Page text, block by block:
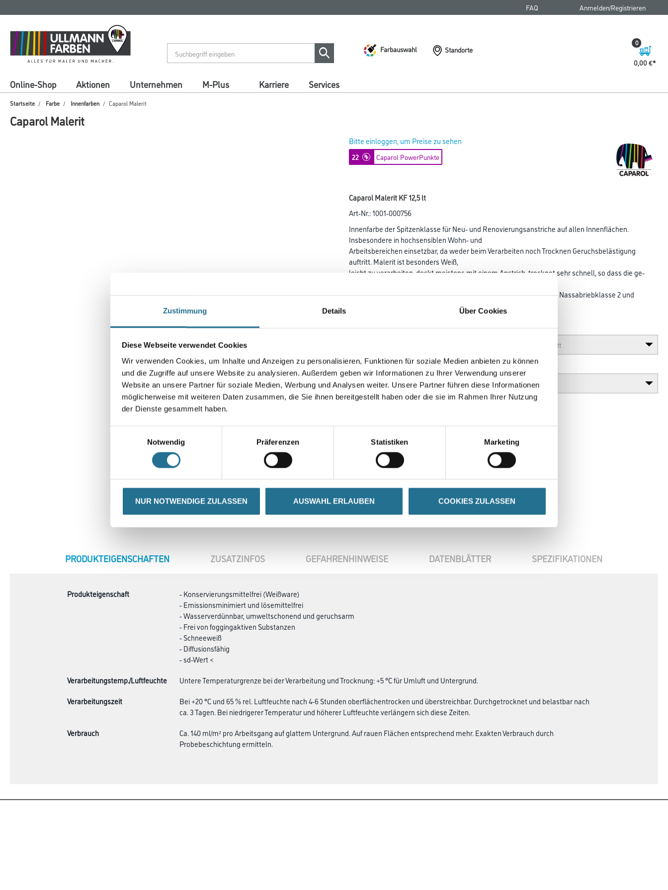
Zustimmung Details Über Cookies
Diese Webseite verwendet Cookies
Wir verwenden Cookies, um Inhalte und Anzeigen zu personalisieren, Funktionen für soziale Medien anbieten zu können
und die Zugriffe auf unsere Website zu analysieren. Außerdem geben wir Informationen zu Ihrer Verwendung unserer
Website an unsere Partner für soziale Medien, Werbung und Analysen weiter. Unsere Partner führen diese Informationen
möglicherweise mit weiteren Daten zusammen, die Sie ihnen bereitgestellt haben oder die sie im Rahmen Ihrer Nutzung
der Dienste gesammelt haben.
Notwendig
Präferenzen Statistiken Marketing
NUR NOTWENDIGE ZULASSEN AUSWAHL ERLAUBEN COOKIES ZULASSEN
springen
springen
FAQ Anmelden/Registrieren
Farbauswahl
Standorte
0,00 €
0
Online-Shop Aktionen Unternehmen M-Plus Karriere Services
Startseite Farbe Innenfarben Caparol Malerit
Caparol Malerit
Bitte einloggen, um Preise zu sehen
22 Caparol PowerPunkte
Caparol Malerit KF 12,5 lt
Art-Nr.:1001-000756
Innenfarbe der Spitzenklasse für Neu- und Renovierungsanstriche auf allen Innenflächen.
Insbesondere in hochsensiblen Wohn- und
Arbeits­bereichen einsetzbar, da weder beim Ver­arbeiten noch Trocknen Geruchsbelästigung
auftritt. Malerit ist besonders Weiß,
leicht zu ver­­arbeiten, deckt meistens mit einem Anstrich, trocknet sehr schnell, so dass die ge­
Wartezeiten schnell wieder genutzt oder bezogen werden können. Nassabriebklasse 2 und
Farbtonbezeichnung Glanzgrad
Gebinde Variante
Umrechnungsfaktoren
Zur Farbauswahl für Ihren
Wunschfarbton
CURRENT
PRODUKTEIGENSCHAFTEN ZUSATZINFOS GEFAHRENHINWEISE DATENBLÄTTER SPEZIFIKATIONEN
Produkteigenschaft
- Konservierungsmittelfrei (Weißware)
- Emissionsminimiert und lösemittelfrei
- Wasserverdünnbar, umweltschonend und geruchsarm
- Frei von foggingaktiven Substanzen
- Schneeweiß
- Diffusionsfähig
- sd-Wert <
Verarbeitungstemp./Luftfeuchte
Untere Temperaturgrenze bei der Verarbeitung und Trocknung: +5 °C für Umluft und Untergrund.
Verarbeitungszeit
Bei +20 °C und 65 % rel. Luftfeuchte nach 4-6 Stunden oberflächentrocken und überstreichbar. Durchgetrocknet und belastbar nach
ca. 3 Tagen. Bei niedrigerer Temperatur und höherer Luftfeuchte verlängern sich diese Zeiten.
Verbrauch
Ca. 140 ml/m² pro Arbeitsgang auf glattem Untergrund. Auf rauen Flächen entsprechend mehr. Exakten Verbrauch durch
Probebeschichtung ermitteln.